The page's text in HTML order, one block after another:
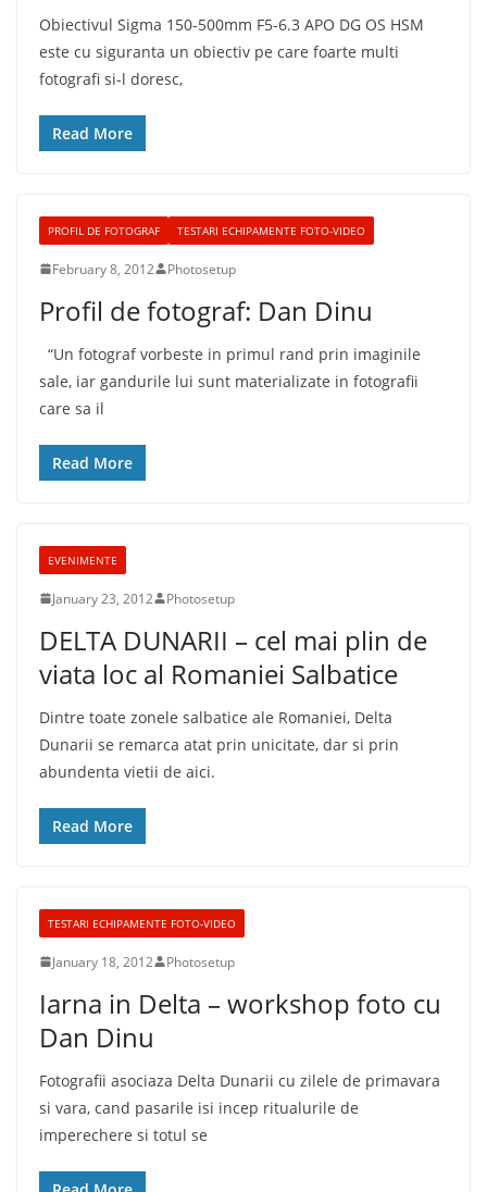
Obiectivul Sigma 150-500mm F5-6.3 APO DG OS HSM
este cu siguranta un obiectiv pe care foarte multi
fotografi si-l doresc,
Read More
PROFIL DE FOTOGRAF TESTARI ECHIPAMENTE FOTO-VIDEO
February 8, 2012 Photosetup
Profil de fotograf: Dan Dinu
“Un fotograf vorbeste in primul rand prin imaginile
sale, iar gandurile lui sunt materializate in fotografii
care sa il
Read More
EVENIMENTE
January 23, 2012 Photosetup
DELTA DUNARII – cel mai plin de
viata loc al Romaniei Salbatice
Dintre toate zonele salbatice ale Romaniei, Delta
Dunarii se remarca atat prin unicitate, dar si prin
abundenta vietii de aici.
Read More
TESTARI ECHIPAMENTE FOTO-VIDEO
January 18, 2012 Photosetup
Iarna in Delta – workshop foto cu
Dan Dinu
Fotografii asociaza Delta Dunarii cu zilele de primavara
si vara, cand pasarile isi incep ritualurile de
imperechere si totul se